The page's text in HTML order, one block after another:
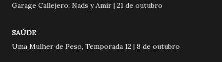
Garage Callejero: Nads y Amir | 21 de outubro
SAÚDE
Uma Mulher de Peso, Temporada 12 | 8 de outubro